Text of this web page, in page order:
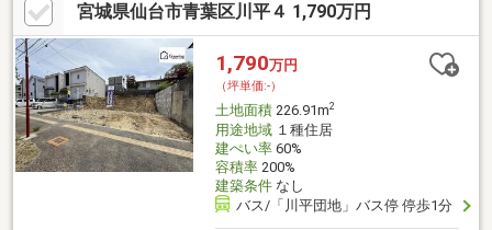
宮城県仙台市青葉区川平４ 1,790万円
1,790万円
（坪単価:-）
土地面積226.91m2
用途地域１種住居
建ぺい率60%
容積率200%
建築条件なし
バス/「川平団地」バス停 停歩1分